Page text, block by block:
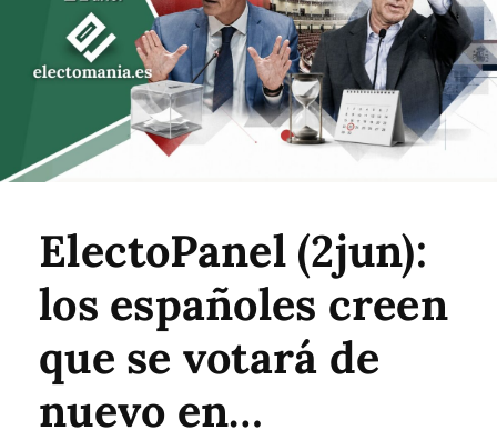
ElectoPanel (2jun):
los españoles creen
que se votará de
nuevo en…